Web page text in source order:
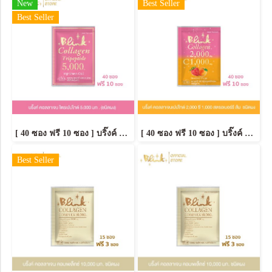
New
Best Seller
[ 40 ซอง ฟรี 10 ซอง ] บริ๊งค์ คอลลาเจน ไตรเปปไทด์ 5,000 มก. ชนิดผง
Best Seller
[ 40 ซอง ฟรี 10 ซอง ] บริ๊งค์ คอลลาเจนเปปไทด์ 2,000 ซี 1,000 สตรอเบอร์รี่ & ส้ม [ชนิดผง]
Best Seller